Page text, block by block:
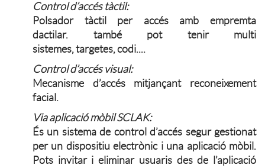
Control d’accés tàctil:
Polsador tàctil per accés amb empremta
dactilar. també pot tenir multi
sistemes, targetes, codi....
Control d’accés visual:
Mecanisme d’accés mitjançant reconeixement
facial.
Via aplicació mòbil SCLAK:
És un sistema de control d’accés segur gestionat
per un dispositiu electrònic i una aplicació mòbil.
Pots invitar i eliminar usuaris des de l’aplicació